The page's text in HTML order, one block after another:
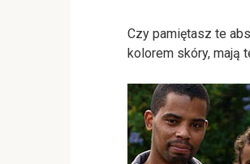
Czy pamiętasz te
kolorem skóry, mają